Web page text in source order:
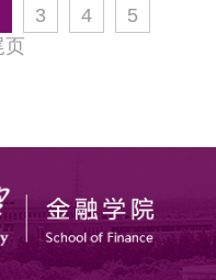
3 4
5
页